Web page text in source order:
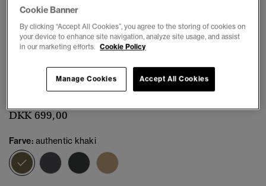
1 2 3 4 5
Core cargobukser
DKK 699,00
Farve: authentic khaki
valgt
Cookie Banner
By clicking “Accept All Cookies”, you agree to the storing of cookies on
your device to enhance site navigation, analyze site usage, and assist
in our marketing efforts. Cookie Policy
Accept All Cookies
Manage Cookies